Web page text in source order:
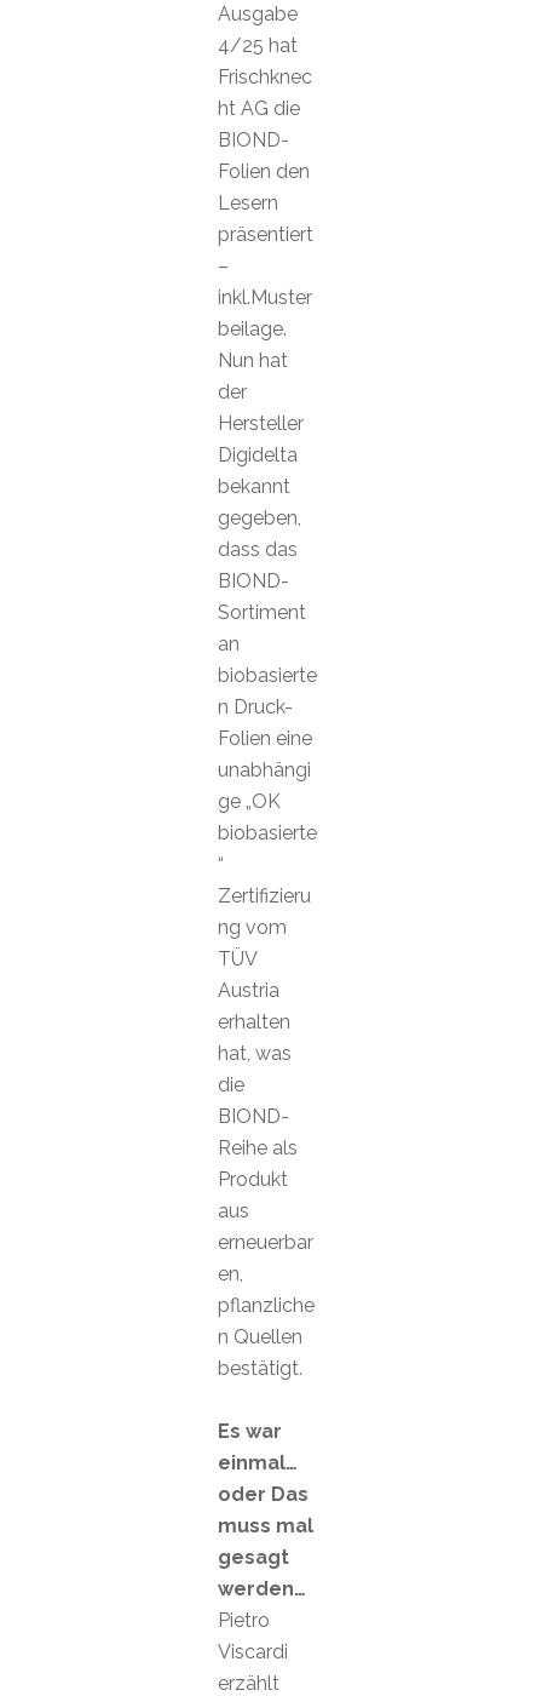
Ausgabe
4/25 hat
Frischknec
ht AG die
BIOND-
Folien den
Lesern
präsentiert
–
inkl.Muster
beilage.
Nun hat
der
Hersteller
Digidelta
bekannt
gegeben,
dass das
BIOND-
Sortiment
an
biobasierte
n Druck-
Folien eine
unabhängi
ge „OK
biobasierte
“
Zertifizieru
ng vom
TÜV
Austria
erhalten
hat, was
die
BIOND-
Reihe als
Produkt
aus
erneuerbar
en,
pflanzliche
n Quellen
bestätigt.
Es war
einmal…
oder Das
muss mal
gesagt
werden…
Pietro
Viscardi
erzählt